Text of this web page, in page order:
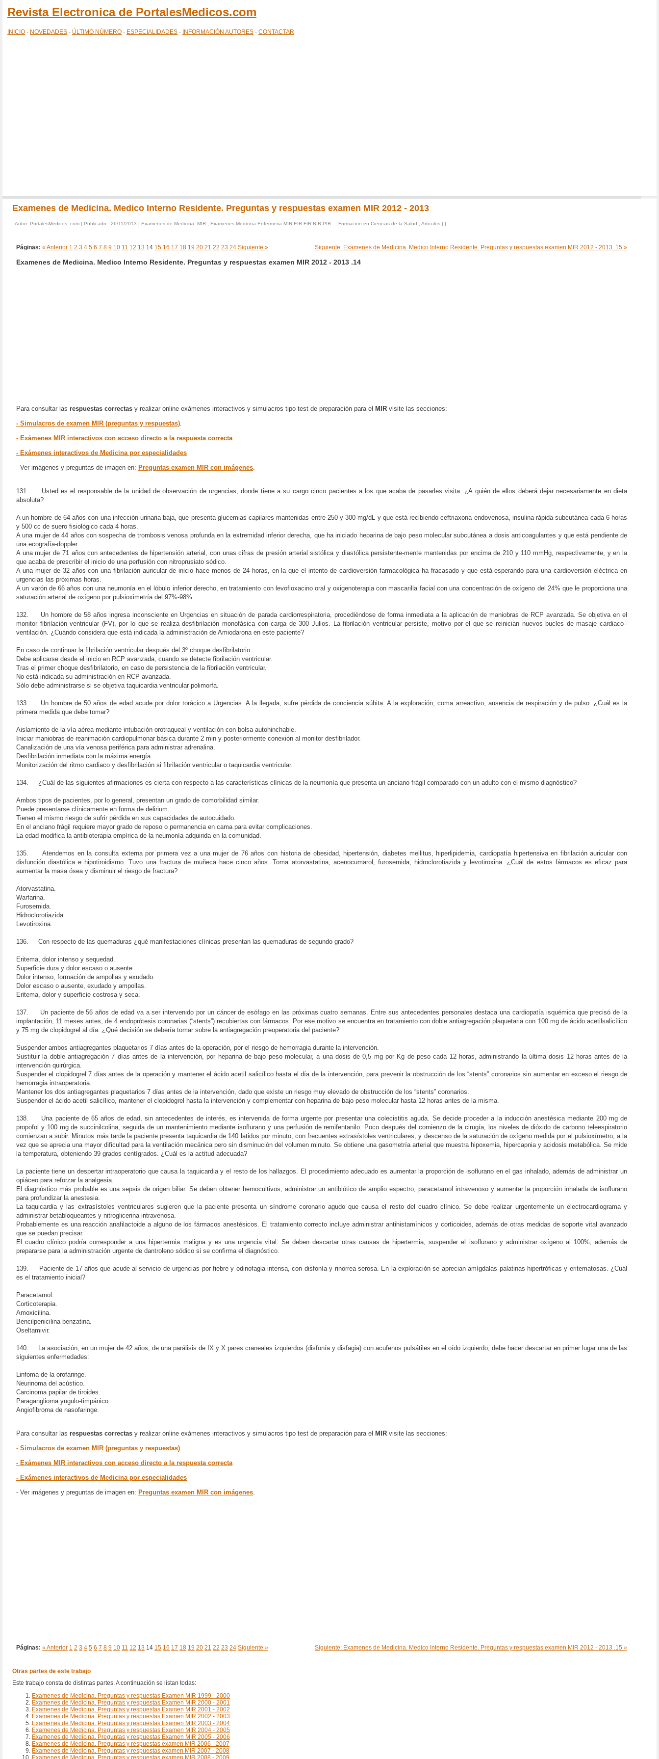
Revista Electronica de PortalesMedicos.com
INICIO - NOVEDADES - ÚLTIMO NÚMERO - ESPECIALIDADES - INFORMACIÓN AUTORES - CONTACTAR
Examenes de Medicina. Medico Interno Residente. Preguntas y respuestas examen MIR 2012 - 2013
Autor: PortalesMedicos .com | Publicado: 26/11/2013 | Examenes de Medicina. MIR Examenes Medicina Enfermeria MIR EIR FIR BIR PIR.. Formacion en Ciencias de la Salud Articulos | |
Páginas: « Anterior 1 2 3 4 5 6 7 8 9 10 11 12 13 14 15 16 17 18 19 20 21 22 23 24 Siguiente » Siguiente: Examenes de Medicina. Medico Interno Residente. Preguntas y respuestas examen MIR 2012 - 2013 .15 »
Examenes de Medicina. Medico Interno Residente. Preguntas y respuestas examen MIR 2012 - 2013 .14
Para consultar las respuestas correctas y realizar online exámenes interactivos y simulacros tipo test de preparación para el MIR visite las secciones:
- Simulacros de examen MIR (preguntas y respuestas).
- Exámenes MIR interactivos con acceso directo a la respuesta correcta
- Exámenes interactivos de Medicina por especialidades
- Ver imágenes y preguntas de imagen en: Preguntas examen MIR con imágenes.
131. Usted es el responsable de la unidad de observación de urgencias, donde tiene a su cargo cinco pacientes a los que acaba de pasarles visita. ¿A quién de ellos deberá dejar necesariamente en dieta
absoluta?
A un hombre de 64 años con una infección urinaria baja, que presenta glucemias capilares mantenidas entre 250 y 300 mg/dL y que está recibiendo ceftriaxona endovenosa, insulina rápida subcutánea cada 6 horas
y 500 cc de suero fisiológico cada 4 horas.
A una mujer de 44 años con sospecha de trombosis venosa profunda en la extremidad inferior derecha, que ha iniciado heparina de bajo peso molecular subcutánea a dosis anticoagulantes y que está pendiente de
una ecografía-doppler.
A una mujer de 71 años con antecedentes de hipertensión arterial, con unas cifras de presión arterial sistólica y diastólica persistente-mente mantenidas por encima de 210 y 110 mmHg, respectivamente, y en la
que acaba de prescribir el inicio de una perfusión con nitroprusiato sódico.
A una mujer de 32 años con una fibrilación auricular de inicio hace menos de 24 horas, en la que el intento de cardioversión farmacológica ha fracasado y que está esperando para una cardioversión eléctrica en
urgencias las próximas horas.
A un varón de 66 años con una neumonía en el lóbulo inferior derecho, en tratamiento con levofloxacino oral y oxigenoterapia con mascarilla facial con una concentración de oxígeno del 24% que le proporciona una
saturación arterial de oxígeno por pulsioximetría del 97%-98%.
132. Un hombre de 58 años ingresa inconsciente en Urgencias en situación de parada cardiorrespiratoria, procediéndose de forma inmediata a la aplicación de maniobras de RCP avanzada. Se objetiva en el
monitor fibrilación ventricular (FV), por lo que se realiza desfibrilación monofásica con carga de 300 Julios. La fibrilación ventricular persiste, motivo por el que se reinician nuevos bucles de masaje cardiaco–
ventilación. ¿Cuándo considera que está indicada la administración de Amiodarona en este paciente?
En caso de continuar la fibrilación ventricular después del 3º choque desfibrilatorio.
Debe aplicarse desde el inicio en RCP avanzada, cuando se detecte fibrilación ventricular.
Tras el primer choque desfibrilatorio, en caso de persistencia de la fibrilación ventricular.
No está indicada su administración en RCP avanzada.
Sólo debe administrarse si se objetiva taquicardia ventricular polimorfa.
133. Un hombre de 50 años de edad acude por dolor torácico a Urgencias. A la llegada, sufre pérdida de conciencia súbita. A la exploración, coma arreactivo, ausencia de respiración y de pulso. ¿Cuál es la
primera medida que debe tomar?
Aislamiento de la vía aérea mediante intubación orotraqueal y ventilación con bolsa autohinchable.
Iniciar maniobras de reanimación cardiopulmonar básica durante 2 min y posteriormente conexión al monitor desfibrilador.
Canalización de una vía venosa periférica para administrar adrenalina.
Desfibrilación inmediata con la máxima energía.
Monitorización del ritmo cardiaco y desfibrilación si fibrilación ventricular o taquicardia ventricular.
134. ¿Cuál de las siguientes afirmaciones es cierta con respecto a las características clínicas de la neumonía que presenta un anciano frágil comparado con un adulto con el mismo diagnóstico?
Ambos tipos de pacientes, por lo general, presentan un grado de comorbilidad similar.
Puede presentarse clínicamente en forma de delirium.
Tienen el mismo riesgo de sufrir pérdida en sus capacidades de autocuidado.
En el anciano frágil requiere mayor grado de reposo o permanencia en cama para evitar complicaciones.
La edad modifica la antibioterapia empírica de la neumonía adquirida en la comunidad.
135. Atendemos en la consulta externa por primera vez a una mujer de 76 años con historia de obesidad, hipertensión, diabetes mellitus, hiperlipidemia, cardiopatía hipertensiva en fibrilación auricular con
disfunción diastólica e hipotiroidismo. Tuvo una fractura de muñeca hace cinco años. Toma atorvastatina, acenocumarol, furosemida, hidroclorotiazida y levotiroxina. ¿Cuál de estos fármacos es eficaz para
aumentar la masa ósea y disminuir el riesgo de fractura?
Atorvastatina.
Warfarina.
Furosemida.
Hidroclorotiazida.
Levotiroxina.
136. Con respecto de las quemaduras ¿qué manifestaciones clínicas presentan las quemaduras de segundo grado?
Eritema, dolor intenso y sequedad.
Superficie dura y dolor escaso o ausente.
Dolor intenso, formación de ampollas y exudado.
Dolor escaso o ausente, exudado y ampollas.
Eritema, dolor y superficie costrosa y seca.
137. Un paciente de 56 años de edad va a ser intervenido por un cáncer de esófago en las próximas cuatro semanas. Entre sus antecedentes personales destaca una cardiopatía isquémica que precisó de la
implantación, 11 meses antes, de 4 endoprótesis coronarias (“stents”) recubiertas con fármacos. Por ese motivo se encuentra en tratamiento con doble antiagregación plaquetaria con 100 mg de ácido acetilsalicílico
y 75 mg de clopidogrel al día. ¿Qué decisión se debería tomar sobre la antiagregación preoperatoria del paciente?
Suspender ambos antiagregantes plaquetarios 7 días antes de la operación, por el riesgo de hemorragia durante la intervención.
Sustituir la doble antiagregación 7 días antes de la intervención, por heparina de bajo peso molecular, a una dosis de 0,5 mg por Kg de peso cada 12 horas, administrando la última dosis 12 horas antes de la
intervención quirúrgica.
Suspender el clopidogrel 7 días antes de la operación y mantener el ácido acetil salicílico hasta el día de la intervención, para prevenir la obstrucción de los “stents” coronarios sin aumentar en exceso el riesgo de
hemorragia intraoperatoria.
Mantener los dos antiagregantes plaquetarios 7 días antes de la intervención, dado que existe un riesgo muy elevado de obstrucción de los “stents” coronarios.
Suspender el ácido acetil salicílico, mantener el clopidogrel hasta la intervención y complementar con heparina de bajo peso molecular hasta 12 horas antes de la misma.
138. Una paciente de 65 años de edad, sin antecedentes de interés, es intervenida de forma urgente por presentar una colecistitis aguda. Se decide proceder a la inducción anestésica mediante 200 mg de
propofol y 100 mg de succinilcolina, seguida de un mantenimiento mediante isoflurano y una perfusión de remifentanilo. Poco después del comienzo de la cirugía, los niveles de dióxido de carbono teleespiratorio
comienzan a subir. Minutos más tarde la paciente presenta taquicardia de 140 latidos por minuto, con frecuentes extrasístoles ventriculares, y descenso de la saturación de oxígeno medida por el pulsioxímetro, a la
vez que se aprecia una mayor dificultad para la ventilación mecánica pero sin disminución del volumen minuto. Se obtiene una gasometría arterial que muestra hipoxemia, hipercapnia y acidosis metabólica. Se mide
la temperatura, obteniendo 39 grados centígrados. ¿Cuál es la actitud adecuada?
La paciente tiene un despertar intraoperatorio que causa la taquicardia y el resto de los hallazgos. El procedimiento adecuado es aumentar la proporción de isoflurano en el gas inhalado, además de administrar un
opiáceo para reforzar la analgesia.
El diagnóstico más probable es una sepsis de origen biliar. Se deben obtener hemocultivos, administrar un antibiótico de amplio espectro, paracetamol intravenoso y aumentar la proporción inhalada de isoflurano
para profundizar la anestesia.
La taquicardia y las extrasístoles ventriculares sugieren que la paciente presenta un síndrome coronario agudo que causa el resto del cuadro clínico. Se debe realizar urgentemente un electrocardiograma y
administrar betabloqueantes y nitroglicerina intravenosa.
Probablemente es una reacción anafilactoide a alguno de los fármacos anestésicos. El tratamiento correcto incluye administrar antihistamínicos y corticoides, además de otras medidas de soporte vital avanzado
que se puedan precisar.
El cuadro clínico podría corresponder a una hipertermia maligna y es una urgencia vital. Se deben descartar otras causas de hipertermia, suspender el isoflurano y administrar oxígeno al 100%, además de
prepararse para la administración urgente de dantroleno sódico si se confirma el diagnóstico.
139. Paciente de 17 años que acude al servicio de urgencias por fiebre y odinofagia intensa, con disfonía y rinorrea serosa. En la exploración se aprecian amígdalas palatinas hipertróficas y eritematosas. ¿Cuál
es el tratamiento inicial?
Paracetamol.
Corticoterapia.
Amoxicilina.
Bencilpenicilina benzatina.
Oseltamivir.
140. La asociación, en un mujer de 42 años, de una parálisis de IX y X pares craneales izquierdos (disfonía y disfagia) con acufenos pulsátiles en el oído izquierdo, debe hacer descartar en primer lugar una de las
siguientes enfermedades:
Linfoma de la orofaringe.
Neurinoma del acústico.
Carcinoma papilar de tiroides.
Paraganglioma yugulo-timpánico.
Angiofibroma de nasofaringe.
Para consultar las respuestas correctas y realizar online exámenes interactivos y simulacros tipo test de preparación para el MIR visite las secciones:
- Simulacros de examen MIR (preguntas y respuestas).
- Exámenes MIR interactivos con acceso directo a la respuesta correcta
- Exámenes interactivos de Medicina por especialidades
- Ver imágenes y preguntas de imagen en: Preguntas examen MIR con imágenes.
Páginas: « Anterior 1 2 3 4 5 6 7 8 9 10 11 12 13 14 15 16 17 18 19 20 21 22 23 24 Siguiente » Siguiente: Examenes de Medicina. Medico Interno Residente. Preguntas y respuestas examen MIR 2012 - 2013 .15 »
Otras partes de este trabajo
Este trabajo consta de distintas partes. A continuación se listan todas:
Examenes de Medicina. Preguntas y respuestas Examen MIR 1999 - 2000
Examenes de Medicina. Preguntas y respuestas Examen MIR 2000 - 2001
Examenes de Medicina. Preguntas y respuestas Examen MIR 2001 - 2002
Examenes de Medicina. Preguntas y respuestas Examen MIR 2002 - 2003
Examenes de Medicina. Preguntas y respuestas Examen MIR 2003 - 2004
Examenes de Medicina. Preguntas y respuestas Examen MIR 2004 - 2005
Examenes de Medicina. Preguntas y respuestas Examen MIR 2005 - 2006
Examenes de Medicina. Preguntas y respuestas examen MIR 2006 - 2007
Examenes de Medicina. Preguntas y respuestas examen MIR 2007 - 2008
Examenes de Medicina. Preguntas y respuestas examen MIR 2008 - 2009